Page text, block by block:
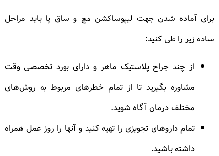
برای آماده شدن جهت لیپوساکشن مچ و ساق پا باید مراحل
ساده زیر را طی کنید:
از چند جراح پلاستیک ماهر و دارای بورد تخصصی وقت
مشاوره بگیرید تا از تمام خطرهای مربوط به روش‌های
مختلف درمان آگاه شوید.
تمام داروهای تجویزی را تهیه کنید و آنها را روز عمل همراه
داشته باشید.